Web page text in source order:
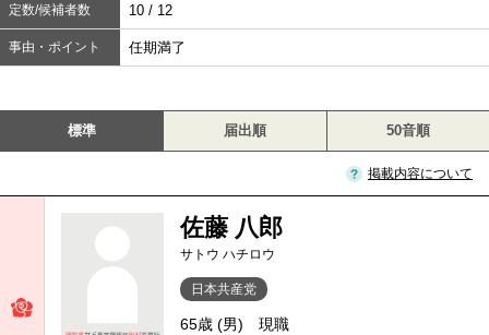
定数/候補者数 10 / 12
事由・ポイント 任期満了
標準 届出順 50音順
掲載内容について
佐藤 八郎
サトウ ハチロウ
日本共産党
65歳 (男)
現職